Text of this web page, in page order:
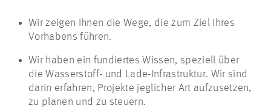
Wir zeigen Ihnen die Wege, die zum Ziel Ihres
Vorhabens führen.
Wir haben ein fundiertes Wissen, speziell über
die Wasserstoff- und Lade-Infrastruktur. Wir sind
darin erfahren, Projekte jeglicher Art aufzusetzen,
zu planen und zu steuern.